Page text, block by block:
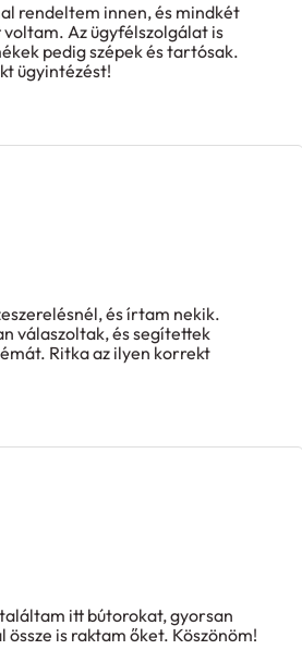
rendeltem innen, és mindkét
Az ügyfélszolgálat is
pedig szépek és tartósak.
ügyintézést!
és írtam nekik.
válaszoltak, és segítettek
Ritka az ilyen korrekt
itt bútorokat, gyorsan
össze is raktam őket. Köszönöm!